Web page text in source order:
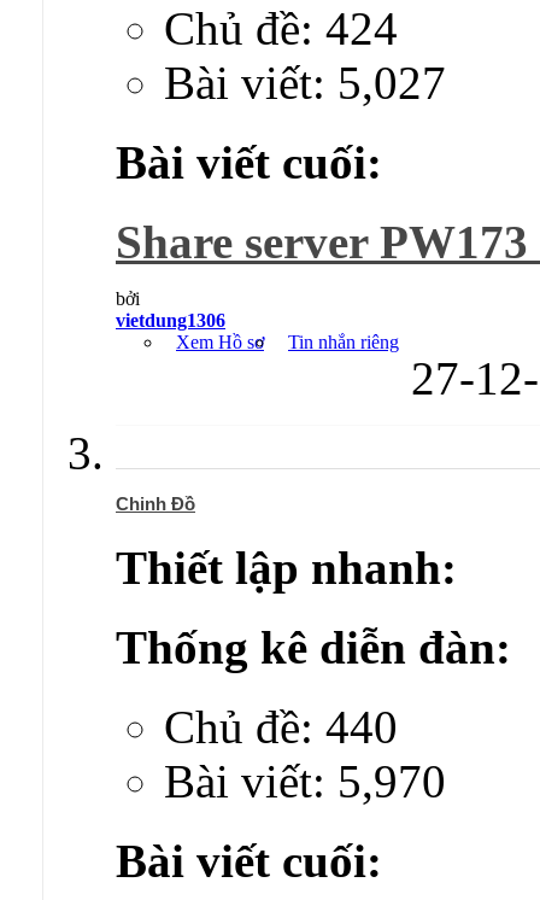
Chủ đề: 424
Bài viết: 5,027
Bài viết cuối:
Share server
bởi
vietdung1306
Xem Hồ sơ
Tin nhắn riêng
27-
Chinh Đồ
Thiết lập nhanh:
Thống kê diễn đàn:
Chủ đề: 440
Bài viết: 5,970
Bài viết cuối: